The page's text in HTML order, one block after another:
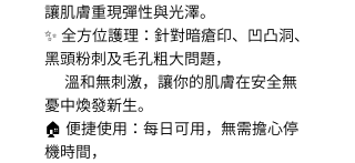
讓肌膚重現彈性與光澤。
✨ 全方位護理：針對暗瘡印、凹凸洞、
黑頭粉刺及毛孔粗大問題，
溫和無刺激，讓你的肌膚在安全無
憂中煥發新生。
🏠 便捷使用：每日可用，無需擔心停
機時間，